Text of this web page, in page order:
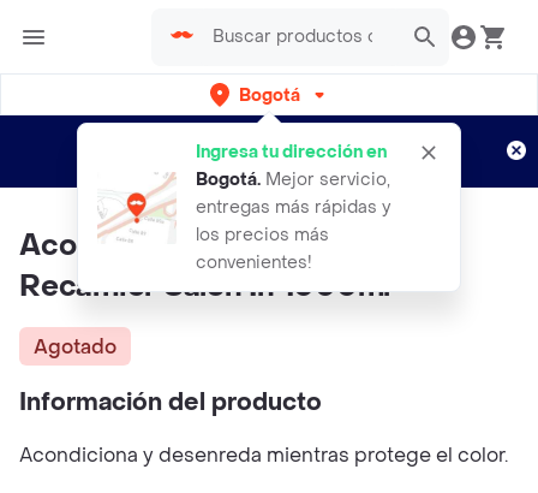
Bogotá
Ingresa tu dirección en
Bogotá. Mejor servicio,
entregas más rápidas y
los precios más
convenientes!
envíos gratis por semanas
Aplican TyC
Acondicionador Color Guard
Recamier Salon In 1000ml
Agotado
Información del producto
Acondiciona y desenreda mientras protege el color.